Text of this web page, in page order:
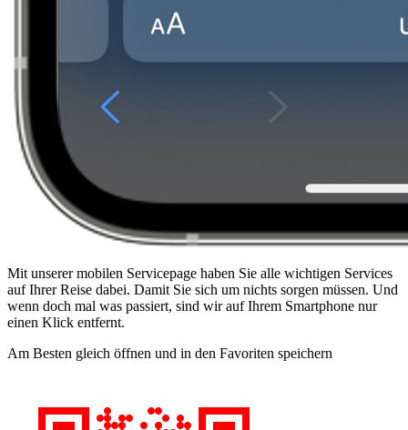
Mit unserer mobilen Servicepage haben Sie alle wichtigen Services
auf Ihrer Reise dabei. Damit Sie sich um nichts sorgen müssen. Und
wenn doch mal was passiert, sind wir auf Ihrem Smartphone nur
einen Klick entfernt.
Am Besten gleich öffnen und in den Favoriten speichern